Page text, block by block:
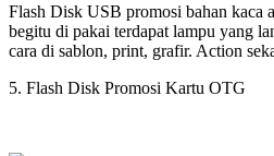
Flash Disk USB promosi bahan kaca
begitu di pakai terdapat lampu yang
cara di sablon, print, grafir. Action
5. Flash Disk Promosi Kartu OTG